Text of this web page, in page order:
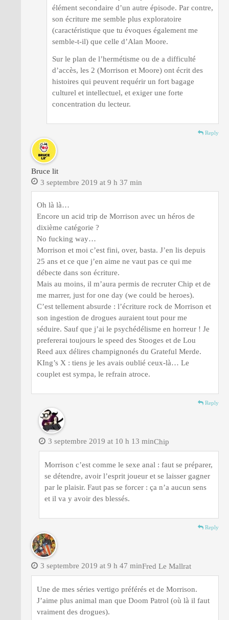
élément secondaire d’un autre épisode. Par contre,
son écriture me semble plus exploratoire
(caractéristique que tu évoques également me
semble-t-il) que celle d’Alan Moore.
Sur le plan de l’hermétisme ou de a difficulté
d’accès, les 2 (Morrison et Moore) ont écrit des
histoires qui peuvent requérir un fort bagage
culturel et intellectuel, et exiger une forte
concentration du lecteur.
Reply
Bruce lit
3 septembre 2019 at 9 h 37 min
Oh là là…
Encore un acid trip de Morrison avec un héros de
dixième catégorie ?
No fucking way…
Morrison et moi c’est fini, over, basta. J’en lis depuis
25 ans et ce que j’en aime ne vaut pas ce qui me
débecte dans son écriture.
Mais au moins, il m’aura permis de recruter Chip et de
me marrer, just for one day (we could be heroes).
C’est tellement absurde : l’écriture rock de Morrison et
son ingestion de drogues auraient tout pour me
séduire. Sauf que j’ai le psychédélisme en horreur ! Je
prefererai toujours le speed des Stooges et de Lou
Reed aux délires champignonés du Grateful Merde.
KIng’s X : tiens je les avais oublié ceux-là… Le
couplet est sympa, le refrain atroce.
Reply
Chip
3 septembre 2019 at 10 h 13 min
Morrison c’est comme le sexe anal : faut se préparer,
se détendre, avoir l’esprit joueur et se laisser gagner
par le plaisir. Faut pas se forcer : ça n’a aucun sens
et il va y avoir des blessés.
Reply
Fred Le Mallrat
3 septembre 2019 at 9 h 47 min
Une de mes séries vertigo préférés et de Morrison.
J’aime plus animal man que Doom Patrol (où là il faut
vraiment des drogues).